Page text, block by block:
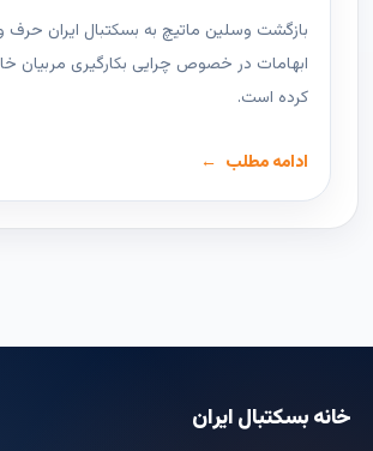
بازگشت وسلین ماتیچ به بسکتبال ایران
ابهامات در خصوص چرایی بکارگیری مربیان
کرده است.
ادامه مطلب
خانه بسکتبال ایران